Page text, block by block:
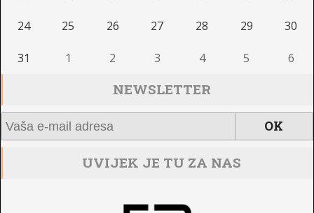
24 25 26 27 28 29 30
31 1 2 3 4 5 6
NEWSLETTER
UVIJEK JE TU ZA NAS